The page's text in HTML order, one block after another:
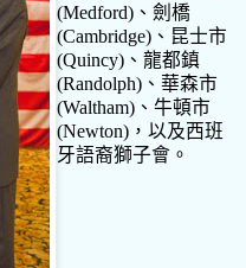
(Medford) 、劍橋
(Cambridge) 、昆士市
(Quincy) 、龍都鎮
(Randolph) 、華森市
(Waltham) 、牛頓市
(Newton) ，以及西班
牙語裔獅子會。